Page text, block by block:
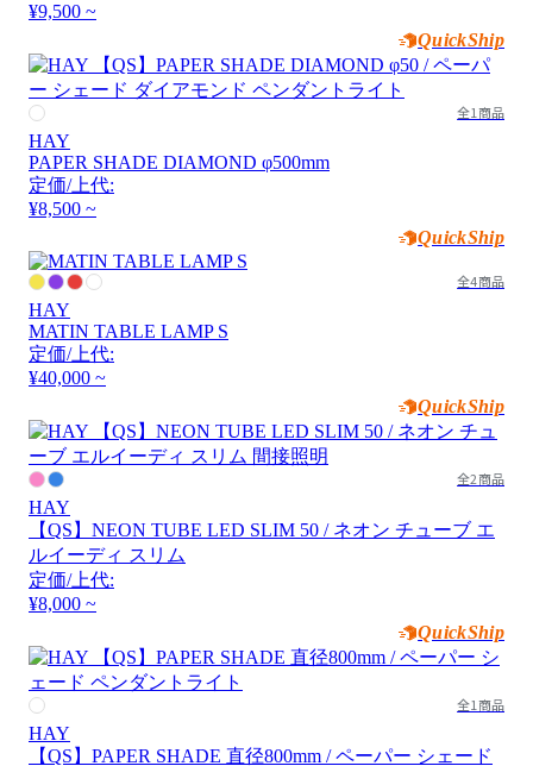
¥9,500 ~
QuickShip
全1商品
HAY
PAPER SHADE DIAMOND φ500mm
定価/上代:
¥8,500 ~
QuickShip
全4商品
HAY
MATIN TABLE LAMP S
定価/上代:
¥40,000 ~
QuickShip
全2商品
HAY
【QS】NEON TUBE LED SLIM 50 / ネオン チューブ エ
ルイーディ スリム
定価/上代:
¥8,000 ~
QuickShip
全1商品
HAY
【QS】PAPER SHADE 直径800mm / ペーパー シェード